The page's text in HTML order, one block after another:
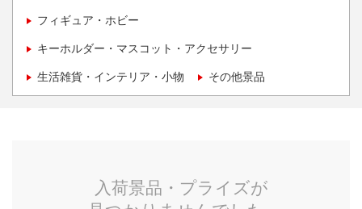
フィギュア・ホビー
キーホルダー・マスコット・アクセサリー
生活雑貨・インテリア・小物 その他景品